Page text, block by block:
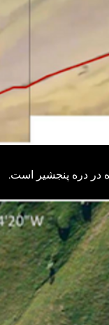
در دره پنجشیر است.